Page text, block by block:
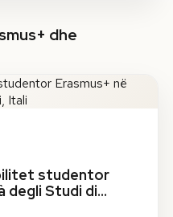
dhe
studentor
degli Studi di